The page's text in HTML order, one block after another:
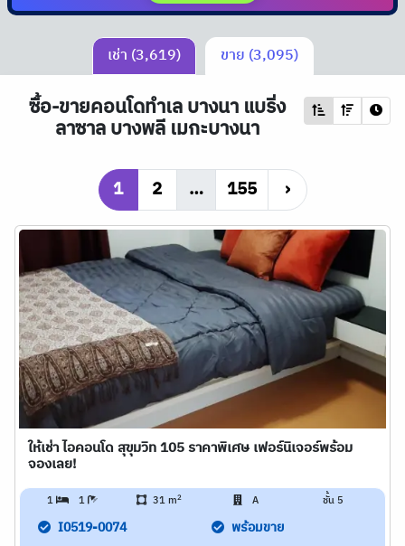
เช่า (3,619) ขาย (3,095)
ซื้อ-ขายคอนโดทำเล บางนา แบริ่ง
ลาซาล บางพลี เมกะบางนา
1 2 … 155 ›
ให้เช่า ไอคอนโด สุขุมวิท 105 ราคาพิเศษ เฟอร์นิเจอร์พร้อม
จองเลย!
1 1 31 m2 A ชั้น 5
I0519-0074 พร้อมขาย